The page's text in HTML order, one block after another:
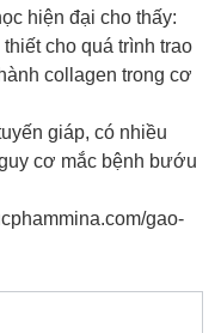
hiện đại cho thấy:
cho quá trình trao
collagen trong cơ
giáp, có nhiều
cơ mắc bệnh bướu
gao-